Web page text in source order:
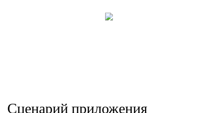
Сценарий приложения